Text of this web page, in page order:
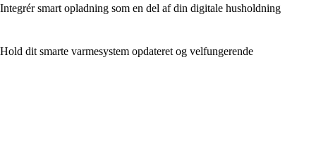
Integrér smart opladning som en del af din digitale husholdning
Hold dit smarte varmesystem opdateret og velfungerende